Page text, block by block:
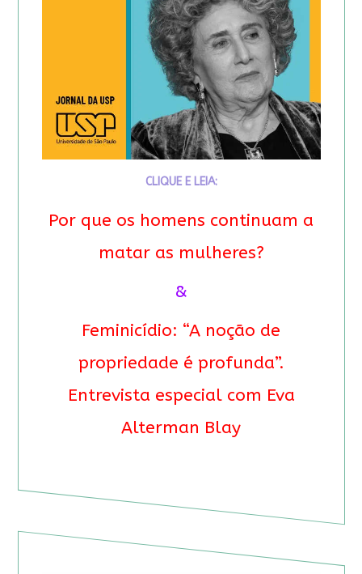
CLIQUE E LEIA:
Por que os homens continuam a
matar as mulheres?
&
Feminicídio: “A noção de
propriedade é profunda”.
Entrevista especial com Eva
Alterman Blay